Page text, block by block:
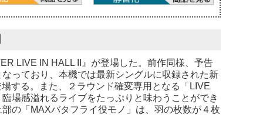
LIVE IN HALL II』が登場した。前作同様、予告
っており、本機では最新シングルに収録された新
する。また、２ラウンド確変専用となる「LIVE
場感溢れるライブをたっぷりと味わうことができ
の「MAXバタフライ役モノ」は、羽の枚数が４枚